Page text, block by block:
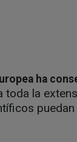
ha
la